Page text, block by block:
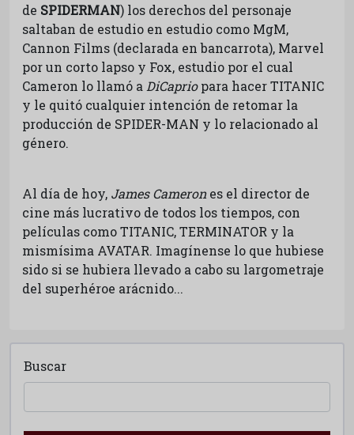
de SPIDERMAN) los derechos del personaje
saltaban de estudio en estudio como MgM,
Cannon Films (declarada en bancarrota), Marvel
por un corto lapso y Fox, estudio por el cual
Cameron lo llamó a DiCapriopara hacer TITANIC
y le quitó cualquier intención de retomar la
producción de SPIDER-MAN y lo relacionado al
género.
Al día de hoy, James Camerones el director de
cine más lucrativo de todos los tiempos, con
películas como TITANIC, TERMINATOR y la
mismísima AVATAR. Imagínense lo que hubiese
sido si se hubiera llevado a cabo su largometraje
del superhéroe arácnido...
Buscar